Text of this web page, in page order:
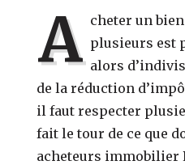
A cheter un
plusieurs est
alors
de la réduction
il faut respecter
fait le tour de ce que
acheteurs immobilier